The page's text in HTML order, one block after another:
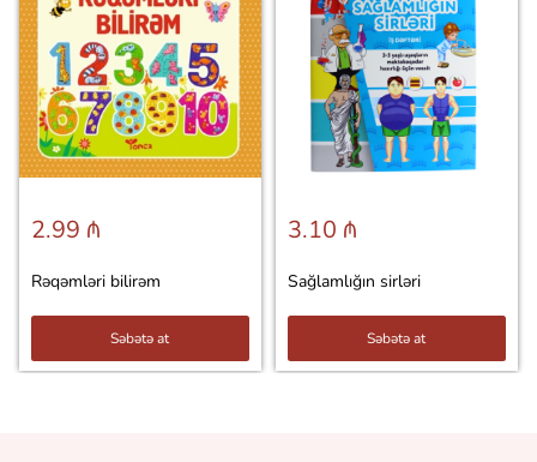
2.99 ₼
Rəqəmləri bilirəm
Səbətə at
3.10 ₼
Sağlamlığın sirləri
Səbətə at